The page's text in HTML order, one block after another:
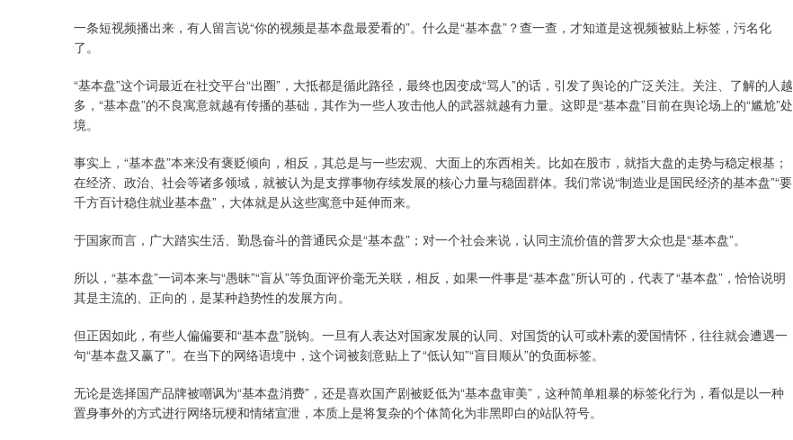
一条短视频播出来，有人留言说“你的视频是基本盘最爱看的”。什么是“基本盘”？查一查，才知道是这视频被贴上标签，污名化
了。
“基本盘”这个词最近在社交平台“出圈”，大抵都是循此路径，最终也因变成“骂人”的话，引发了舆论的广泛关注。关注、了解的人越
多，“基本盘”的不良寓意就越有传播的基础，其作为一些人攻击他人的武器就越有力量。这即是“基本盘”目前在舆论场上的“尴尬”处
境。
事实上，“基本盘”本来没有褒贬倾向，相反，其总是与一些宏观、大面上的东西相关。比如在股市，就指大盘的走势与稳定根基；
在经济、政治、社会等诸多领域，就被认为是支撑事物存续发展的核心力量与稳固群体。我们常说“制造业是国民经济的基本盘”“要
千方百计稳住就业基本盘”，大体就是从这些寓意中延伸而来。
于国家而言，广大踏实生活、勤恳奋斗的普通民众是“基本盘”；对一个社会来说，认同主流价值的普罗大众也是“基本盘”。
所以，“基本盘”一词本来与“愚昧”“盲从”等负面评价毫无关联，相反，如果一件事是“基本盘”所认可的，代表了“基本盘”，恰恰说明
其是主流的、正向的，是某种趋势性的发展方向。
但正因如此，有些人偏偏要和“基本盘”脱钩。一旦有人表达对国家发展的认同、对国货的认可或朴素的爱国情怀，往往就会遭遇一
句“基本盘又赢了”。在当下的网络语境中，这个词被刻意贴上了“低认知”“盲目顺从”的负面标签。
无论是选择国产品牌被嘲讽为“基本盘消费”，还是喜欢国产剧被贬低为“基本盘审美”，这种简单粗暴的标签化行为，看似是以一种
置身事外的方式进行网络玩梗和情绪宣泄，本质上是将复杂的个体简化为非黑即白的站队符号。